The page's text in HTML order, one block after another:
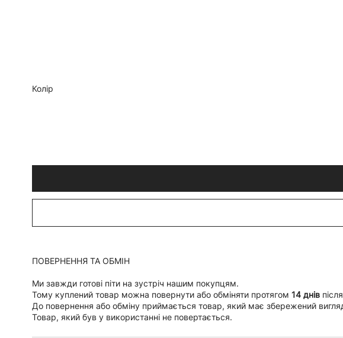
Колір
ПОВЕРНЕННЯ ТА ОБМІН
Ми завжди готові піти на зустріч нашим покупцям.
Тому куплений товар можна повернути або обміняти протягом 14 днів
До повернення або обміну приймається товар, який має збережений
Товар, який був у використанні не повертається.